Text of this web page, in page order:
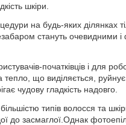
шкіри.
на будь-яких ділянках
стануть очевидними і
початківців і для
що виділяється,
чудову гладкість надовго.
більшістю типів волосся та
до засмаглої.Однак